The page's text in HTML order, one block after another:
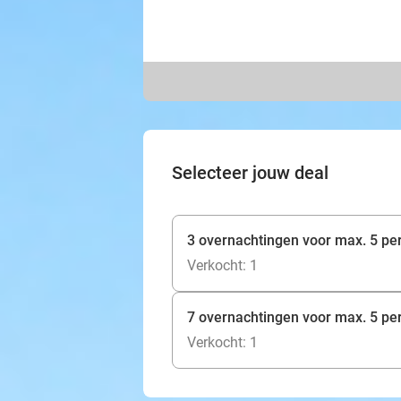
Selecteer jouw deal
3 overnachtingen voor max. 5
Verkocht: 1
7 overnachtingen voor max. 5
Verkocht: 1